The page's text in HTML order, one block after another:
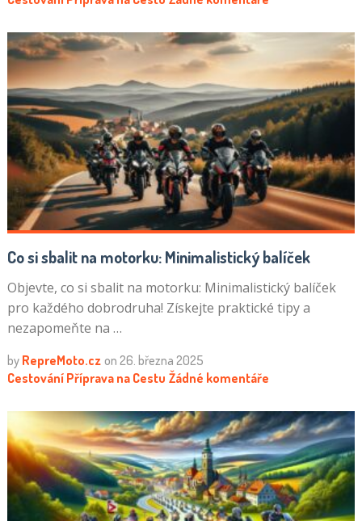
Co si sbalit na motorku: Minimalistický balíček
Objevte, co si sbalit na motorku: Minimalistický balíček
pro každého dobrodruha! Získejte praktické tipy a
nezapomeňte na …
by RepreMoto.cz on 26. března 2025
Cestování Příprava na Cestu Žádné komentáře